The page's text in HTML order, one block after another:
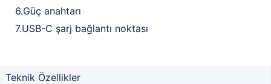
6.Güç anahtarı
7.USB-C şarj bağlantı noktası
Teknik Özellikler